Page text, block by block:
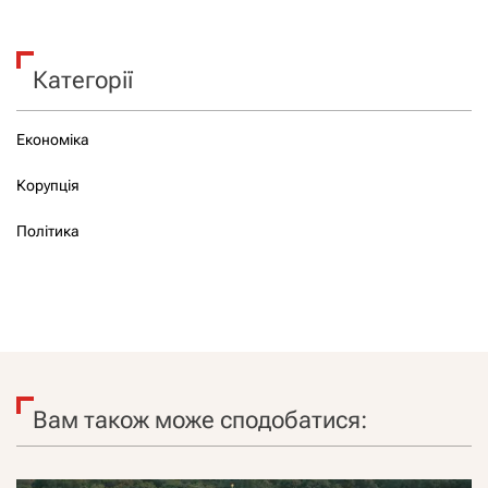
Категорії
Економіка
Корупція
Політика
Вам також може сподобатися: